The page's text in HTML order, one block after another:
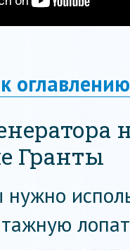
оглавлению
Гранты